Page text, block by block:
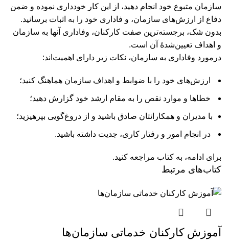
سازمان متبوع خود انجام دهید، از این کار خود‌داری نموده و ضمن
دفاع از ارزش‌های سازمان، و فاداری خود را به اثبات برسانید.
بدون شک، برجسته‌ترین صفت کارکنان، وفاداری آنها به سازمان
و اهداف تعیین‌شدۀ آن است.
درمورد وفاداری به سازمان، نکات زیر دارای اهمیت‌اند:
ارزش‌های خود را با ضوابط و اهداف سازمان هماهنگ کنید؛
خطا‌ها و موارد نقص را به مقام ارشد خود گزارش دهید؛
با مدیران و همکارانتان صادق باشید و از دروغ‌گویی بپرهیزید؛
در انجام امور و رفتار کاری، جدیت داشته باشید.
برای ادامه، به کتاب مراجعه کنید.
کتاب‌های مرتبط
آموزش کارکنان خدماتی سازمان‌‌ها